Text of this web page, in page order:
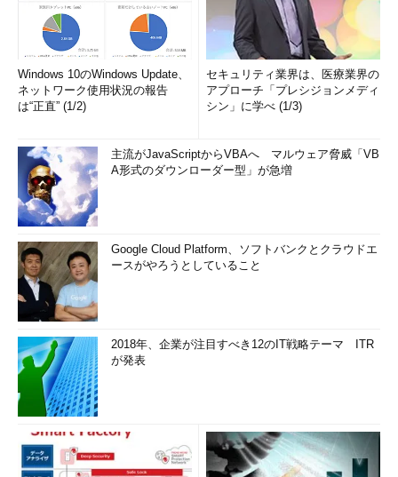
Windows 10のWindows Update、
ネットワーク使用状況の報告
は“正直” (1/2)
セキュリティ業界は、医療業界の
アプローチ「プレシジョンメディ
シン」に学べ (1/3)
主流がJavaScriptからVBAへ マルウェア脅威「VB
A形式のダウンローダー型」が急増
Google Cloud Platform、ソフトバンクとクラウドエ
ースがやろうとしていること
2018年、企業が注目すべき12のIT戦略テーマ ITR
が発表